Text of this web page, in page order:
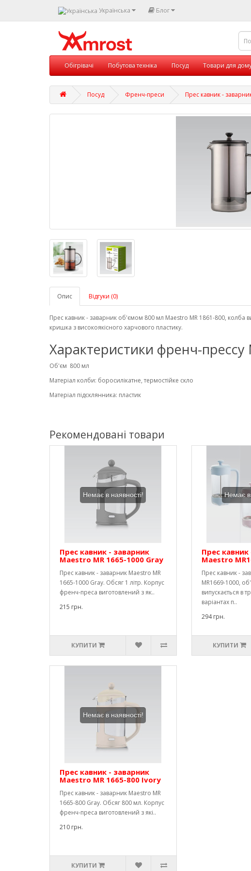
Українська Блог
Обігрівачі Побутова техніка Посуд Товари для
Посуд Френч-преси Прес кавник -
Опис Відгуки (0)
Прес кавник - заварник об'ємом 800 мл Maestro MR 1861-800, колба
кришка з високоякісного харчового пластику.
Характеристики френч-прессу
Об'єм 800 мл
Матеріал колби: боросилікатне, термостійке скло
Матеріал підсклянника: пластик
Рекомендовані товари
Немає в наявності!
Прес кавник - заварник
Maestro MR 1665-1000 Gray
Прес кавник - заварник Maestro MR
1665-1000 Gray. Обсяг 1 літр. Корпус
френч-преса виготовлений з як..
215 грн.
КУПИТИ
Немає в
Прес
Maestro
Прес кавник -
MR1669-1000,
випускається в
варіантах п..
294 грн.
КУПИТИ
Немає в наявності!
Прес кавник - заварник
Maestro MR 1665-800 Ivory
Прес кавник - заварник Maestro MR
1665-800 Gray. Обсяг 800 мл. Корпус
френч-преса виготовлений з які..
210 грн.
КУПИТИ